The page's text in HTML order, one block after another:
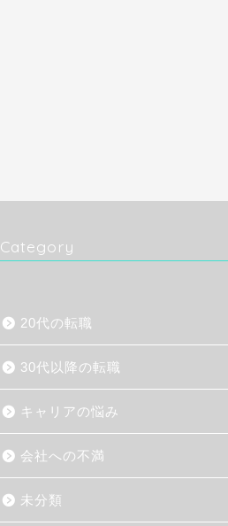
Category
20代の転職
30代以降の転職
キャリアの悩み
会社への不満
未分類